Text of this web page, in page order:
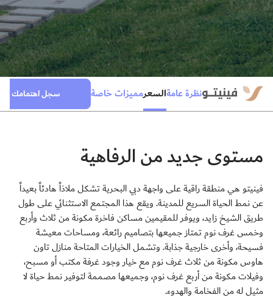
نظرة عامةالسعرمميزات خاصة سجل اهتمامك
مستوى جديد من الرفاهية
فينيتو هي منطقة راقية على واجهة دبي البحرية تشكل ملاذاً هادئاً بعيداً
عن نمط الحياة السريع للمدينة. ويقع هذا المجتمع الاستثنائي على طول
طريق الشيخ زايد، ويوفر للمقيمين مساكن فاخرة مكونة من ثلاث وأربع
وخمس غرف نوم تمتاز جميعها بتصاميم رائعة، ومساحات معيشة
فسيحة، وأخرى خارجية جذابة. وتشمل الخيارات المتاحة منازل تاون
هاوس مكونة من ثلاث غرف نوم مع خيار وجود غرفة مكتب أو مسبح،
وفيلات مكونة من أربع غرف نوم، وجميعها مصممة لتوفير نمط حياة لا
مثيل له من الفخامة والهدوء.